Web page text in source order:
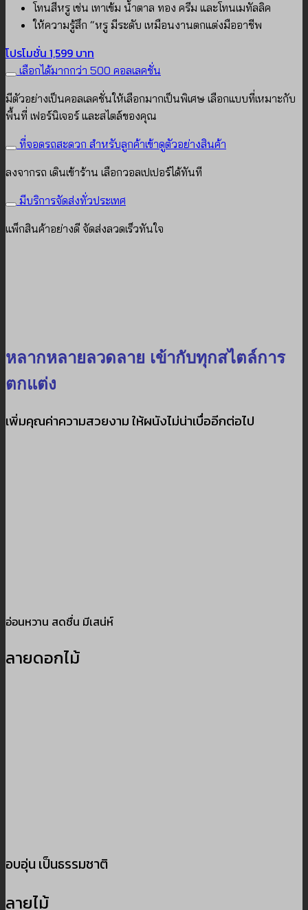
โทนสีหรู เช่น เทาเข้ม น้ำตาล ทอง ครีม และโทนเมทัลลิค
ให้ความรู้สึก “หรู มีระดับ เหมือนงานตกแต่งมืออาชีพ
โปรโมชั่น 1,599 บาท
เลือกได้มากกว่า 500 คอลเลคชั่น
มีตัวอย่างเป็นคอลเลคชั่นให้เลือกมากเป็นพิเศษ เลือกแบบที่เหมาะกับ
พื้นที่ เฟอร์นิเจอร์ และสไตล์ของคุณ
ที่จอดรถสะดวก สำหรับลูกค้าเข้าดูตัวอย่างสินค้า
ลงจากรถ เดินเข้าร้าน เลือกวอลเปเปอร์ได้ทันที
มีบริการจัดส่งทั่วประเทศ
แพ็กสินค้าอย่างดี จัดส่งลวดเร็วทันใจ
หลากหลายลวดลาย เข้ากับทุกสไตล์การ
ตกแต่ง
เพิ่มคุณค่าความสวยงาม ให้ผนังไม่น่าเบื่ออีกต่อไป
อ่อนหวาน สดชื่น มีเสน่ห์
ลายดอกไม้
อบอุ่น เป็นธรรมชาติ
ลายไม้